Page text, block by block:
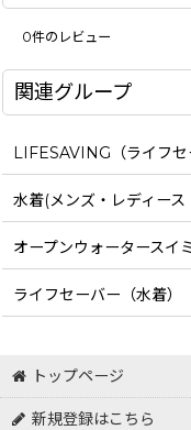
0件のレビュー
関連グループ
LIFESAVING（ライフセ
水着(メンズ・レディース
オープンウォータースイ
ライフセーバー（水着）
トップページ
新規登録はこちら